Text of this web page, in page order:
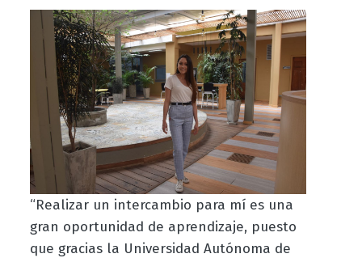
“Realizar un intercambio para mí es una
gran oportunidad de aprendizaje, puesto
que gracias la Universidad Autónoma de